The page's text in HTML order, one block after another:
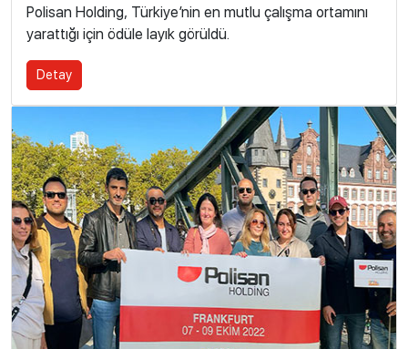
Polisan Holding, Türkiye’nin en mutlu çalışma ortamını
yarattığı için ödüle layık görüldü.
Detay